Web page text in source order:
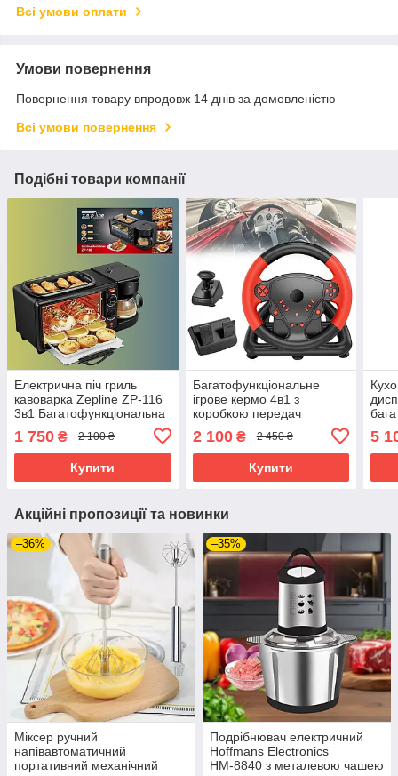
Всі умови оплати
Умови повернення
Повернення товару впродовж 14 днів за домовленістю
Всі умови повернення
Подібні товари компанії
Електрична піч гриль
кавоварка Zepline ZP-116
3в1 Багатофункціональна
міні духовка для сніданків
1 750 ₴ 2 100 ₴
Купити
Багатофункціональне
ігрове кермо 4в1 з
коробкою передач
педалями гальма та газу
Джойстик-руль для
PS3/PS4/ПК
2 100₴ 2 450 ₴
Купити
5
Акційні пропозиції та новинки
–36%
Міксер ручний
напівавтоматичний
портативний механічний
–35%
Подрібнювач електричний
Hoffmans Electronics
НМ-8840 з металевою чашею